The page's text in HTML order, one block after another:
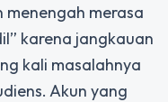
menengah merasa
karena jangkauan
kali masalahnya
Akun yang